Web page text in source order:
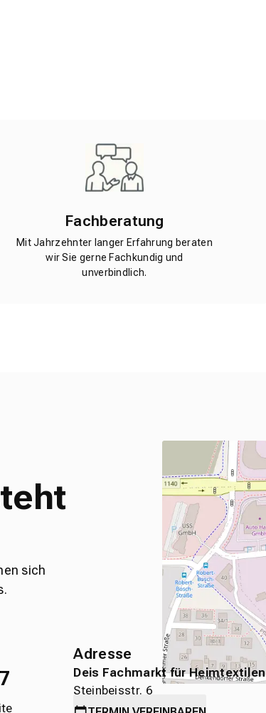
Fachberatung
Mit Jahrzehnter langer Erfahrung beraten
wir Sie gerne Fachkundig und
unverbindlich.
sich
Adresse
Deis Fachmarkt für Heimtextilen
Steinbeisstr. 6
71636 Ludwigsburg